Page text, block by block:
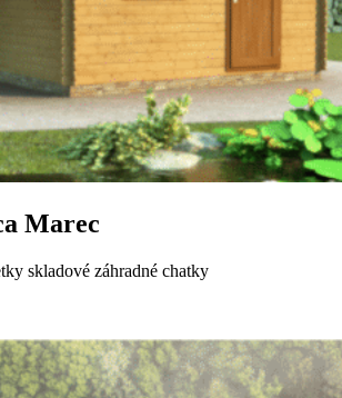
Marec
skladové záhradné chatky